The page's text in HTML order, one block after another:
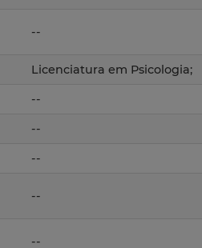
--
Licenciatura em Psicologia;
--
--
--
--
--